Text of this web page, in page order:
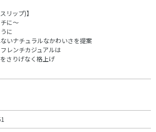
リップ)】
に～
に
いナチュラルなかわいさを提案
レンチカジュアルは
さりげなく格上げ